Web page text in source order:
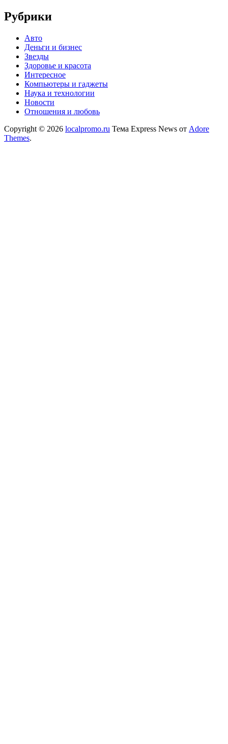
Рубрики
Авто
Деньги и бизнес
Звезды
Здоровье и красота
Интересное
Компьютеры и гаджеты
Наука и технологии
Новости
Отношения и любовь
Copyright © 2026 localpromo.ru Тема Express News от Adore
Themes.